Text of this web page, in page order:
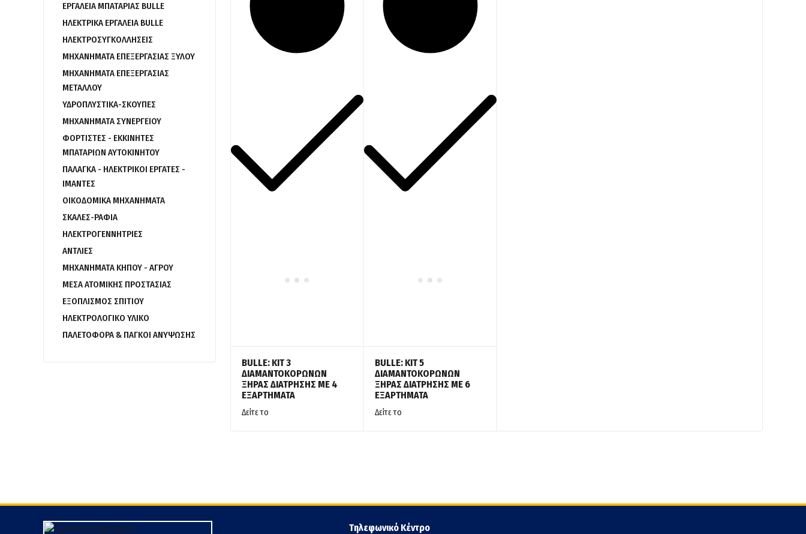
ΕΡΓΑΛΕΙΑ ΜΠΑΤΑΡΙΑΣ BULLE
ΗΛΕΚΤΡΙΚΑ ΕΡΓΑΛΕΙΑ BULLE
ΗΛΕΚΤΡΟΣΥΓΚΟΛΛΗΣΕΙΣ
ΜΗΧΑΝΗΜΑΤΑ ΕΠΕΞΕΡΓΑΣΙΑΣ ΞΥΛΟΥ
ΜΗΧΑΝΗΜΑΤΑ ΕΠΕΞΕΡΓΑΣΙΑΣ
ΜΕΤΑΛΛΟΥ
ΥΔΡΟΠΛΥΣΤΙΚΑ-ΣΚΟΥΠΕΣ
ΜΗΧΑΝΗΜΑΤΑ ΣΥΝΕΡΓΕΙΟΥ
ΦΟΡΤΙΣΤΕΣ - ΕΚΚΙΝΗΤΕΣ
ΜΠΑΤΑΡΙΩΝ ΑΥΤΟΚΙΝΗΤΟΥ
ΠΑΛΑΓΚΑ - ΗΛΕΚΤΡΙΚΟΙ ΕΡΓΑΤΕΣ -
ΙΜΑΝΤΕΣ
ΟΙΚΟΔΟΜΙΚΑ ΜΗΧΑΝΗΜΑΤΑ
ΣΚΑΛΕΣ-ΡΑΦΙΑ
ΗΛΕΚΤΡΟΓΕΝΝΗΤΡΙΕΣ
ΑΝΤΛΙΕΣ
ΜΗΧΑΝΗΜΑΤΑ ΚΗΠΟΥ - ΑΓΡΟΥ
ΜΕΣΑ ΑΤΟΜΙΚΗΣ ΠΡΟΣΤΑΣΙΑΣ
ΕΞΟΠΛΙΣΜΟΣ ΣΠΙΤΙΟΥ
ΗΛΕΚΤΡΟΛΟΓΙΚΟ ΥΛΙΚΟ
ΠΑΛΕΤΟΦΟΡΑ & ΠΑΓΚΟΙ ΑΝΥΨΩΣΗΣ
BULLE: ΚΙΤ 3
ΔΙΑΜΑΝΤΟΚΟΡΩΝΩΝ
ΞΗΡΑΣ ΔΙΑΤΡΗΣΗΣ ΜΕ 4
ΕΞΑΡΤΗΜΑΤΑ
Δείτε το
BULLE: ΚΙΤ 5
ΔΙΑΜΑΝΤΟΚΟΡΩΝΩΝ
ΞΗΡΑΣ ΔΙΑΤΡΗΣΗΣ ΜΕ 6
ΕΞΑΡΤΗΜΑΤΑ
Δείτε το
Τηλεφωνικό Κέντρο